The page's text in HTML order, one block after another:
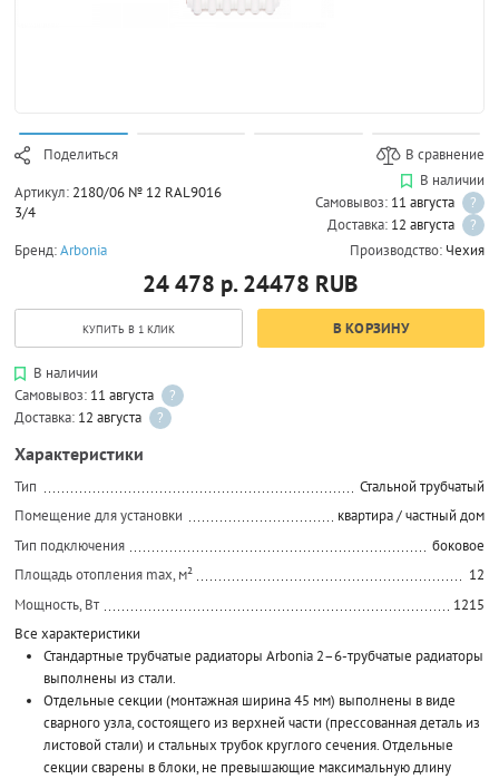
Поделиться
В сравнение
Артикул: 2180/06 № 12 RAL9016
3/4
В наличии
Самовывоз: 11 августа
?
Доставка: 12 августа
?
Бренд:Arbonia Производство: Чехия
24 478 р. 24478 RUB
КУПИТЬ В 1 КЛИК В КОРЗИНУ
В наличии
Самовывоз: 11 августа
?
Доставка: 12 августа ?
Характеристики
Тип
Стальной трубчатый
Помещение для установки
квартира / частный дом
Тип подключения
боковое
Площадь отопления max, м²
12
Мощность, Вт
1215
Все характеристики
Стандартные трубчатые радиаторы Arbonia 2–6-трубчатые радиаторы
выполнены из стали.
Отдельные секции (монтажная ширина 45 мм) выполнены в виде
сварного узла, состоящего из верхней части (прессованная деталь из
листовой стали) и стальных трубок круглого сечения. Отдельные
секции сварены в блоки, не превышающие максимальную длину